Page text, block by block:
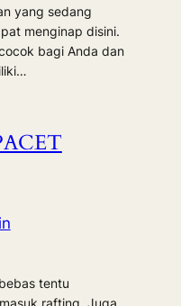
yang sedang
menginap disini.
bagi Anda dan
tentu
rafting. Juga